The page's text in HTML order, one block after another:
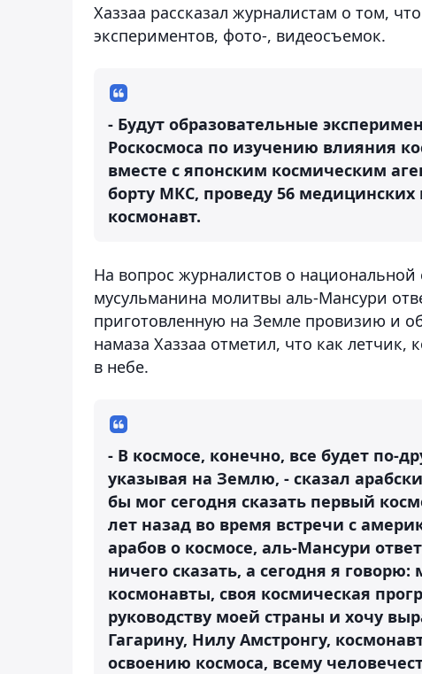
Хаззаа рассказал журналистам о том,
экспериментов, фото-, видеосъемок.
- Будут образовательные
Роскосмоса по изучению влияния
вместе с японским космическим
борту МКС, проведу 56
космонавт.
На вопрос журналистов о
мусульманина молитвы аль-Мансури
приготовленную на Земле провизию и
намаза Хаззаа отметил, что как
в небе.
- В космосе, конечно, все будет по-
указывая на Землю, - сказал
бы мог сегодня сказать первый
лет назад во время встречи с
арабов о космосе, аль-Мансури
ничего сказать, а сегодня я
космонавты, своя космическая
руководству моей страны и хочу
Гагарину, Нилу Амстронгу,
освоению космоса, всему